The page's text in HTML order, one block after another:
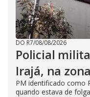
DO R7/08/08/2026
Policial
Irajá, na
PM identificado como
quando estava de